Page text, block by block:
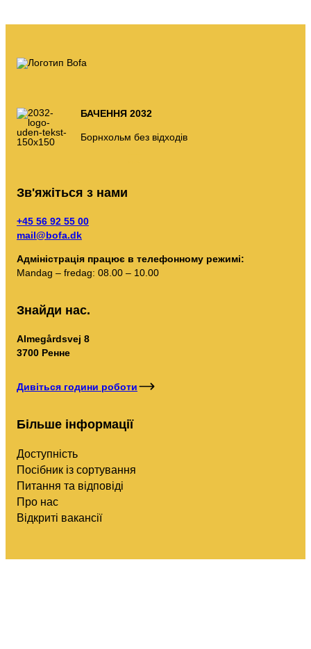
БАЧЕННЯ 2032
Борнхольм без відходів
Зв'яжіться з нами
+45 56 92 55 00
mail@bofa.dk
Адміністрація працює в телефонному режимі:
Mandag – fredag: 08.00 – 10.00
Знайди нас.
Almegårdsvej 8
3700 Ренне
Дивіться години роботи
Більше інформації
Доступність
Посібник із сортування
Питання та відповіді
Про нас
Відкриті вакансії